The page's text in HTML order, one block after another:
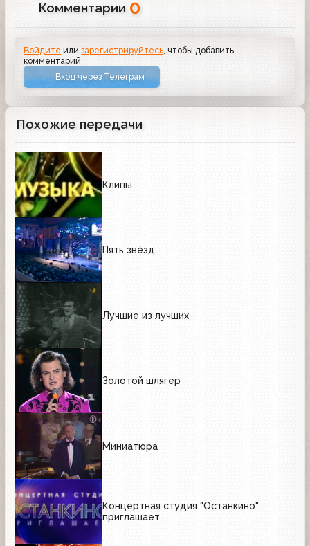
Комментарии 0
Войдите илизарегистрируйтесь , чтобы добавить
комментарий
Вход через Телеграм
Похожие передачи
Клипы
Пять звёзд
Лучшие из лучших
Золотой шлягер
Миниатюра
Концертная студия "Останкино"
приглашает